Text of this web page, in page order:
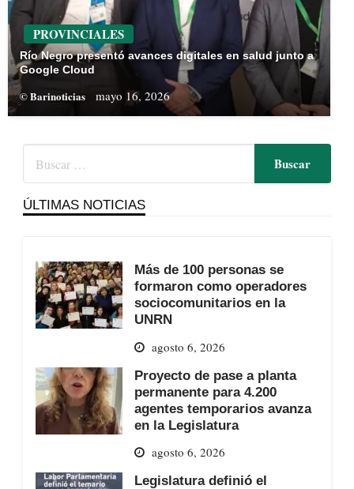
PROVINCIALES
Río Negro presentó avances digitales en salud junto a
Google Cloud
© Barinoticias mayo 16, 2026
ÚLTIMAS NOTICIAS
Más de 100 personas se
formaron como operadores
sociocomunitarios en la
UNRN
agosto 6, 2026
Proyecto de pase a planta
permanente para 4.200
agentes temporarios avanza
en la Legislatura
agosto 6, 2026
Legislatura definió el